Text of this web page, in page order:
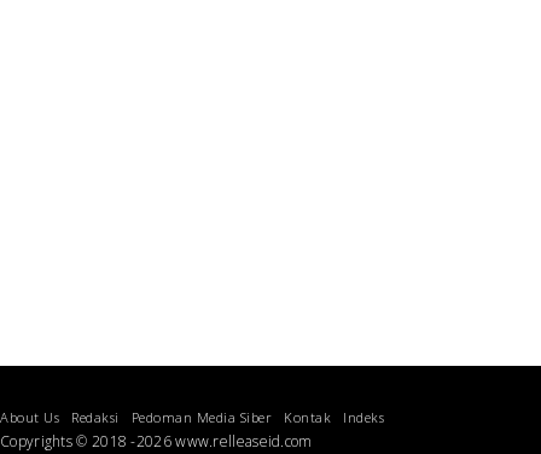
About Us Redaksi Pedoman Media Siber Kontak Indeks
Copyrights © 2018 -2026 www.relleaseid.com